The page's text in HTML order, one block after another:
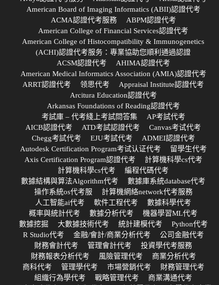
American Board of Imaging Informatics (ABII)認證代考
ACMA認證代考服務
ABPM認證代考
American College of Financial Services認證代考
American College of Histocompatibility & Immunogenetics
(ACHI)認證代考服务：專業協助您順利通過認證
ACSM認證代考
AHIMA認證代考
American Medical Informatics Association (AMIA)認證代考
ARRT認證代考
领思代考
Appraisal Institute認證代考
Arcitura Education認證代考
Arkansas Foundations of Reading認證代考
考試庫 – 代考綫上考試問答集
AP考試代考
AICB認證代考
ATD考試認證代考
Canvas考试代考
Chegg考試代考
EJU考試代考
ADMEI認證代考
Autodesk Certification Program考试认证代考
留學生代考
Axis Certification Program認證代考
計算機科學cs代考
計算機科學cs代考
編程代碼代考
數據結構與算法Algorithm代考
數據庫系統database代考
操作系統os代考服
計算機網絡network代考服務
人工智能ai代考
軟件工程代考
數據科學代考
概率與統計代考
數據分析代考
機器學習ML代考
數據挖掘
大數據技術代考 統計建模代考
Python代考
R Studio代考
金融/會計/商業分析代考
公司金融代考
財務會計代考
管理會計代考
投資學代考服務
財務報表分析代考
風險管理代考
商業分析代考
商科代考
管理學代考 市場營銷代考
財務管理代考
組織行為學代考
戰略管理代考
商業溝通代考